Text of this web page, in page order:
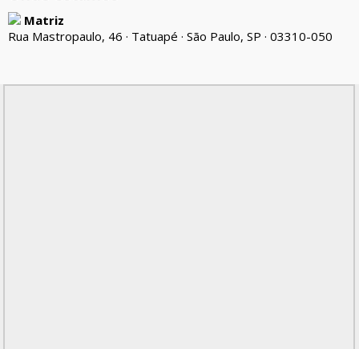
Matriz
Rua Mastropaulo, 46 · Tatuapé · São Paulo, SP · 03310-050